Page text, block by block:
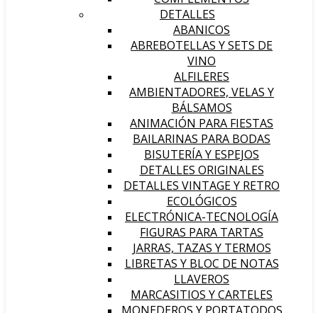
DETALLES
ABANICOS
ABREBOTELLAS Y SETS DE
VINO
ALFILERES
AMBIENTADORES, VELAS Y
BÁLSAMOS
ANIMACIÓN PARA FIESTAS
BAILARINAS PARA BODAS
BISUTERÍA Y ESPEJOS
DETALLES ORIGINALES
DETALLES VINTAGE Y RETRO
ECOLÓGICOS
ELECTRÓNICA-TECNOLOGÍA
FIGURAS PARA TARTAS
JARRAS, TAZAS Y TERMOS
LIBRETAS Y BLOC DE NOTAS
LLAVEROS
MARCASITIOS Y CARTELES